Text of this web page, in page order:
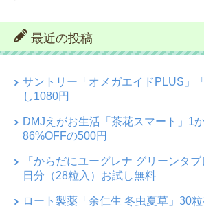
最近の投稿
サントリー「オメガエイドPLUS」
し1080円
DMJえがお生活「茶花スマート」1
86%OFFの500円
「からだにユーグレナ グリーンタ
日分（28粒入）お試し無料
ロート製薬「余仁生 冬虫夏草」30